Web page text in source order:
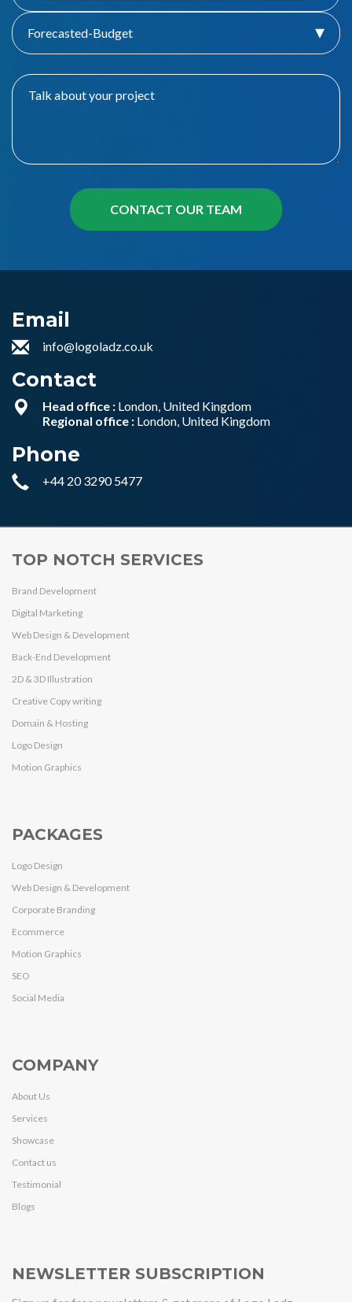
Forecasted-Budget
Email
info@logoladz.co.uk
Contact
Head office : London, United Kingdom
Regional office : London, United Kingdom
Phone
+44 20 3290 5477
TOP NOTCH SERVICES
Brand Development
Digital Marketing
Web Design & Development
Back-End Development
2D & 3D Illustration
Creative Copy writing
Domain & Hosting
Logo Design
Motion Graphics
PACKAGES
Logo Design
Web Design & Development
Corporate Branding
Ecommerce
Motion Graphics
SEO
Social Media
COMPANY
About Us
Services
Showcase
Contact us
Testimonial
Blogs
NEWSLETTER SUBSCRIPTION